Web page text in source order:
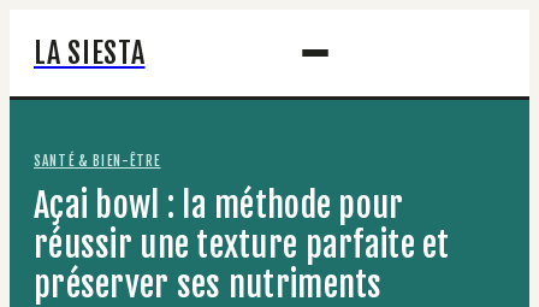
LA SIESTA
SANTÉ & BIEN-ÊTRE
Açai bowl : la méthode pour
réussir une texture parfaite et
préserver ses nutriments